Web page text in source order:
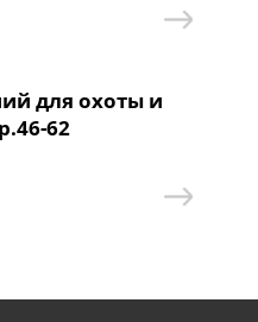
для охоты и
62